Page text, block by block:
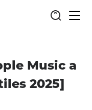
de
Music a
2025]